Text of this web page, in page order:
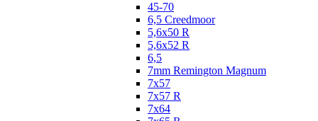
45-70
6,5 Creedmoor
5,6x50 R
5,6x52 R
6,5
7mm Remington Magnum
7x57
7x57 R
7x64